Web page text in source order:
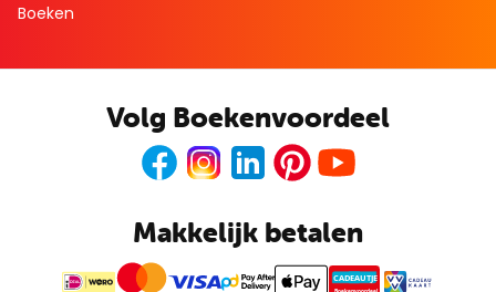
Boeken
Volg Boekenvoordeel
FacebookInstagramLinkedInPinterest
Makkelijk betalen
CADEAUTJE